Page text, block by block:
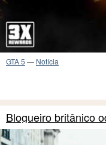
GTA 5 — Notícia
Blogueiro britânico